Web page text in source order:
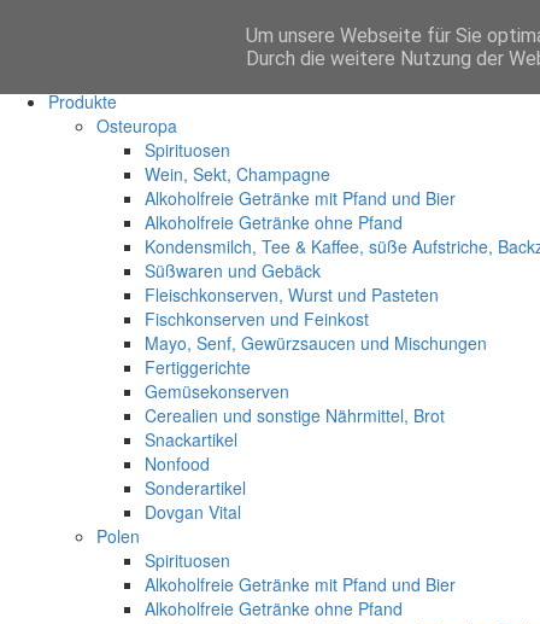
Produkte
Osteuropa
Spirituosen
Wein, Sekt, Champagne
Alkoholfreie Getränke mit Pfand und Bier
Alkoholfreie Getränke ohne Pfand
Kondensmilch, Tee & Kaffee, süße Aufstriche,
Süßwaren und Gebäck
Fleischkonserven, Wurst und Pasteten
Fischkonserven und Feinkost
Mayo, Senf, Gewürzsaucen und Mischungen
Fertiggerichte
Gemüsekonserven
Cerealien und sonstige Nährmittel, Brot
Snackartikel
Nonfood
Sonderartikel
Dovgan Vital
Polen
Spirituosen
Alkoholfreie Getränke mit Pfand und Bier
Alkoholfreie Getränke ohne Pfand
Um unsere Webseite für Sie
Durch die weitere Nutzung der